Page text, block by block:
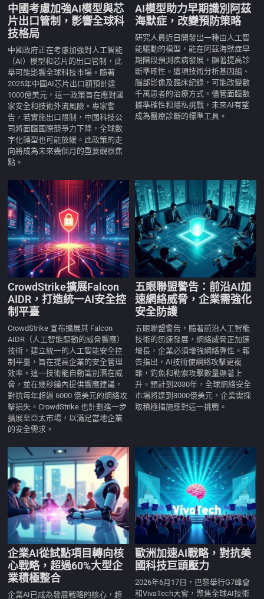
中國考慮加強AI模型與芯
片出口管制，影響全球科
技格局
中國政府正在考慮加強對人工智能
（AI）模型和芯片的出口管制，此
舉可能影響全球科技市場。隨著
2025年中國AI芯片出口額預計達
1000億美元，這一政策旨在應對國
家安全和技術外流風險。專家警
告，若實施出口限制，中國科技公
司將面臨國際競爭力下降，全球數
字化轉型也可能放緩。此政策的走
向將成為未來幾個月的重要觀察焦
點。
AI模型助力早期識別阿茲
海默症，改變預防策略
研究人員近日開發出一種由人工智
能驅動的模型，能在阿茲海默症早
期階段預測疾病發展，顯著提高診
斷準確性。這項技術分析基因組、
腦部影像及臨床紀錄，可能改變數
千萬患者的治療方式。儘管面臨數
據準確性和隱私挑戰，未來AI有望
成為醫療診斷的標準工具。
CrowdStrike擴展Falcon
AIDR，打造統一AI安全控
制平臺
CrowdStrike 宣布擴展其 Falcon
AIDR（人工智能驅動的威脅響應）
技術，建立統一的人工智能安全控
制平臺，旨在提高企業的安全管理
效率。這一技術能自動識別潛在威
脅，並在幾秒鐘內提供響應建議，
對抗每年超過 6000 億美元的網絡攻
擊損失。CrowdStrike 也計劃進一步
擴展至亞太市場，以滿足當地企業
的安全需求。
五眼聯盟警告：前沿AI加
速網絡威脅，企業需強化
安全防護
五眼聯盟警告，隨著前沿人工智能
技術的迅速發展，網絡威脅正加速
增長，企業必須增強網絡彈性。報
告指出，AI技術使網絡攻擊更複
雜，釣魚和勒索攻擊數量顯著上
升。預計到2030年，全球網絡安全
市場將達到3000億美元，企業需採
取積極措施應對這一挑戰。
企業AI從試點項目轉向核
心戰略，超過60%大型企
業積極整合
企業AI已成為發展戰略的核心，超
歐洲加速AI戰略，對抗美
國科技巨頭壓力
2026年6月17日，巴黎舉行G7峰會
和VivaTech大會，聚焦全球AI技術